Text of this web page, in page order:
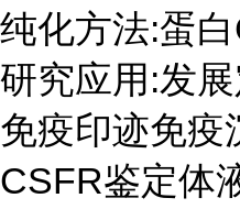
纯化方法:蛋白
研究应用:发
免疫印迹免疫
CSFR鉴定体